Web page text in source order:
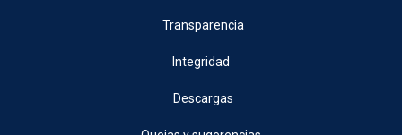
Transparencia
Integridad
Descargas